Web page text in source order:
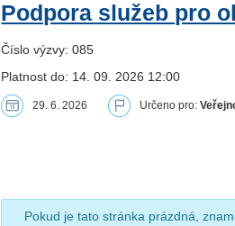
Podpora služeb pro
Číslo výzvy: 085
Platnost do: 14. 09. 2026 12:00
29. 6. 2026 Určeno pro:
Pokud je tato stránka prázdná,